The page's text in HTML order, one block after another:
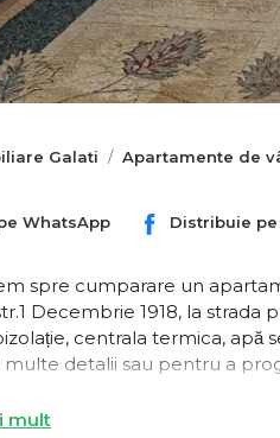
Galati Apartamente de
WhatsApp Distribuie pe
spre cumparare un
Decembrie 1918, la
centrala termica, apă
multe detalii sau pentru a
377
mult